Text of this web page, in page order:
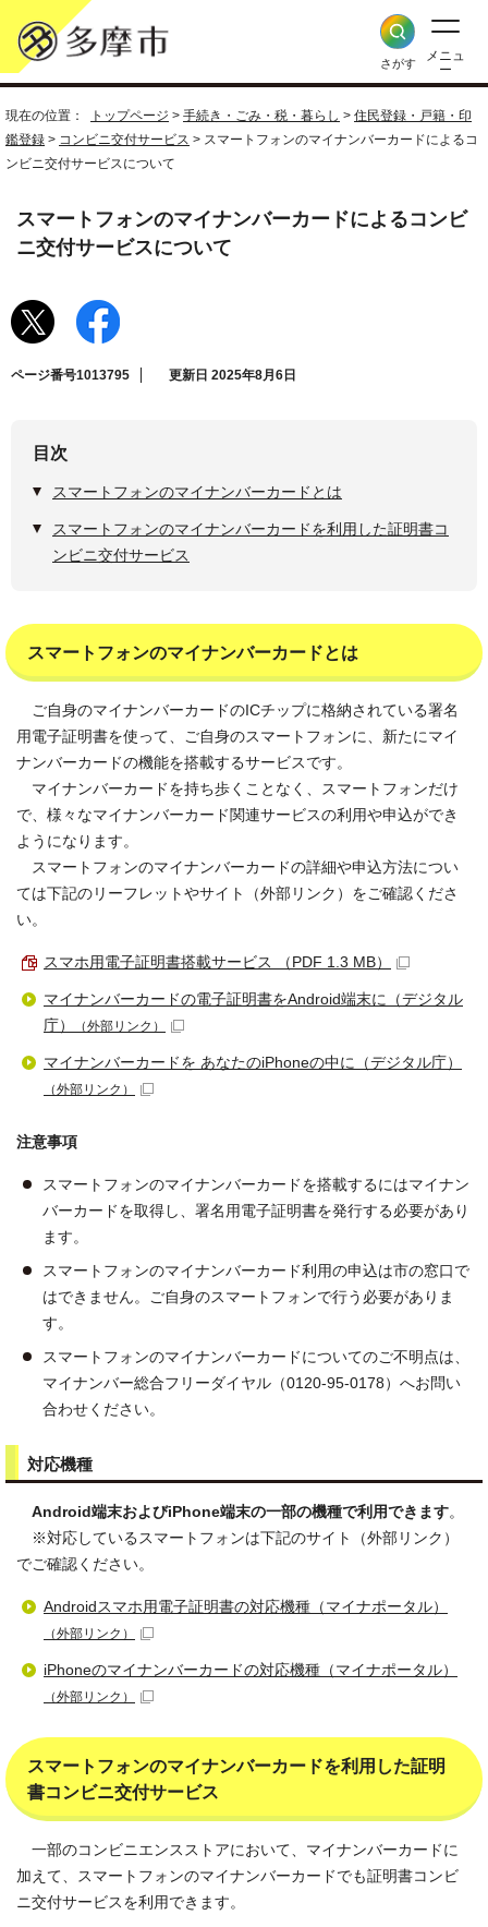
さがす
メニュ
ー
現在の位置： トップページ > 手続き・ごみ・税・暮らし > 住民登録・戸籍・印
鑑登録 > コンビニ交付サービス > スマートフォンのマイナンバーカードによるコ
ンビニ交付サービスについて
スマートフォンのマイナンバーカードによるコンビ
ニ交付サービスについて
ページ番号1013795 更新日 2025年8月6日
目次
スマートフォンのマイナンバーカードとは
スマートフォンのマイナンバーカードを利用した証明書コ
ンビニ交付サービス
スマートフォンのマイナンバーカードとは
ご自身のマイナンバーカードのICチップに格納されている署名
用電子証明書を使って、ご自身のスマートフォンに、新たにマイ
ナンバーカードの機能を搭載するサービスです。
マイナンバーカードを持ち歩くことなく、スマートフォンだけ
で、様々なマイナンバーカード関連サービスの利用や申込ができ
ようになります。
スマートフォンのマイナンバーカードの詳細や申込方法につい
ては下記のリーフレットやサイト（外部リンク）をご確認くださ
い。
スマホ用電子証明書搭載サービス （PDF 1.3 MB）
マイナンバーカードの電子証明書をAndroid端末に（デジタル
庁）
（外部リンク）
マイナンバーカードを あなたのiPhoneの中に（デジタル庁）
（外部リンク）
注意事項
スマートフォンのマイナンバーカードを搭載するにはマイナン
バーカードを取得し、署名用電子証明書を発行する必要があり
ます。
スマートフォンのマイナンバーカード利用の申込は市の窓口で
はできません。ご自身のスマートフォンで行う必要がありま
す。
スマートフォンのマイナンバーカードについてのご不明点は、
マイナンバー総合フリーダイヤル（0120-95-0178）へお問い
合わせください。
対応機種
Android端末およびiPhone端末の一部の機種で利用できます。
※対応しているスマートフォンは下記のサイト（外部リンク）
でご確認ください。
Androidスマホ用電子証明書の対応機種（マイナポータル）
（外部リンク）
iPhoneのマイナンバーカードの対応機種（マイナポータル）
（外部リンク）
スマートフォンのマイナンバーカードを利用した証明
書コンビニ交付サービス
一部のコンビニエンスストアにおいて、マイナンバーカードに
加えて、スマートフォンのマイナンバーカードでも証明書コンビ
ニ交付サービスを利用できます。